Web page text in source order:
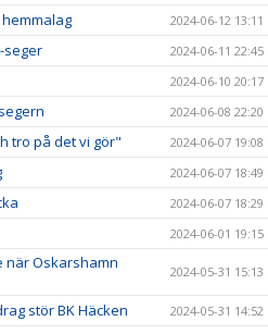
2024-06-12 13:11
seger 2024-06-11 22:45
2024-06-10 20:17
2024-06-08 22:20
tro på det vi gör" 2024-06-07 19:08
2024-06-07 18:49
2024-06-07 18:29
2024-06-01 19:15
när Oskarshamn
2024-05-31 15:13
stör BK Häcken 2024-05-31 14:52